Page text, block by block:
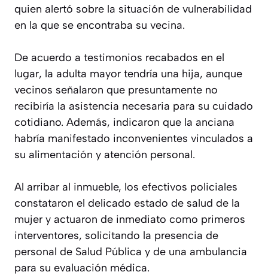
quien alertó sobre la situación de vulnerabilidad
en la que se encontraba su vecina.
De acuerdo a testimonios recabados en el
lugar, la adulta mayor tendría una hija, aunque
vecinos señalaron que presuntamente no
recibiría la asistencia necesaria para su cuidado
cotidiano. Además, indicaron que la anciana
habría manifestado inconvenientes vinculados a
su alimentación y atención personal.
Al arribar al inmueble, los efectivos policiales
constataron el delicado estado de salud de la
mujer y actuaron de inmediato como primeros
interventores, solicitando la presencia de
personal de Salud Pública y de una ambulancia
para su evaluación médica.